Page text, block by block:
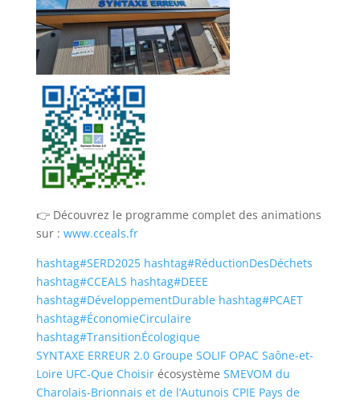
👉 Découvrez le programme complet des animations
sur : www.cceals.fr
hashtag#SERD2025 hashtag#RéductionDesDéchets
hashtag#CCEALS hashtag#DEEE
hashtag#DéveloppementDurable hashtag#PCAET
hashtag#ÉconomieCirculaire
hashtag#TransitionÉcologique
SYNTAXE ERREUR 2.0 Groupe SOLIF OPAC Saône-et-
Loire UFC-Que Choisirécosystème SMEVOM du
Charolais-Brionnais et de l’Autunois CPIE Pays de